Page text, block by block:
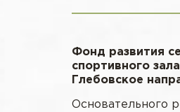
Фонд развития
спортивного
Глебовское
Основательного